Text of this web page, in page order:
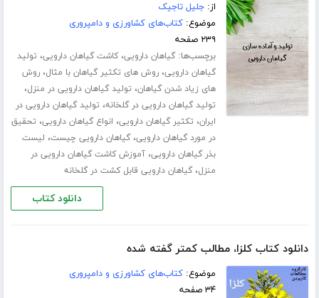
از:جلیل تاجیک
موضوع:کتاب‌های کشاورزی و دامپروری
۲۳۹ صفحه
برچسب‌ها:گیاهان دارویی،کاشت گیاهان دارویی، تولید
گیاهان دارویی،روش های تکثیر گیاهان با مثال،روش
های زیاد شدن گیاهان، تولید گیاهان دارویی در منزل،
تولید گیاهان دارویی در گلخانه، تولید گیاهان دارویی در
ایران، تکثیر گیاهان دارویی، انواع گیاهان دارویی، تحقیق
در مورد گیاهان دارویی،گیاهان دارویی چیست، لیست
بذر گیاهان دارویی،آموزش کاشت گیاهان دارویی در
منزل،گیاهان دارویی قابل کشت در گلخانه
دانلود کتاب
دانلود کتاب کلزا، مطالب کمتر گفته شده
موضوع:کتاب‌های کشاورزی و دامپروری
۳۴ صفحه